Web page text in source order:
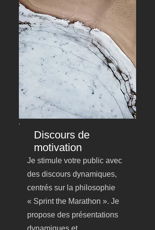
Discours de
motivation
Je stimule votre public avec
des discours dynamiques,
centrés sur la philosophie
« Sprint the Marathon ». Je
propose des présentations
dynamiques et